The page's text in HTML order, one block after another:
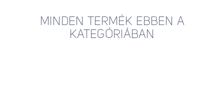
MINDEN TERMÉK EBBEN A
KATEGÓRIÁBAN